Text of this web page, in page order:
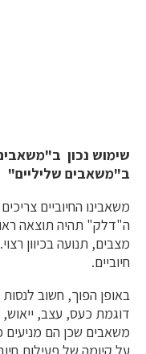
שימוש נכון
ב"משאבים שליליים"
משאבינו החיוביים
ה"דלק" תהיה תוצאה
מצבים, תנועה בכיוון
חיוביים.
באופן הפוך, חשוב
דוגמת כעס, עצב, ייאוש,
משאבים שכן הם מניעים